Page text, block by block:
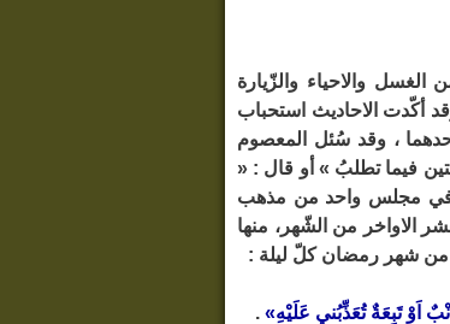
والاحياء والزّيارة
أكّدت الاحاديث استحباب
احدهما ، وقد سُئل المعصوم
فيما تطلبُ » أو قال : «
في مجلس واحد من مذهب
الاواخر من الشّهر، منها
من شهر رمضان كلّ ليلة :
اَوْ تَبِعَةٌ تُعَذِّبُني عَلَيْهِ» .